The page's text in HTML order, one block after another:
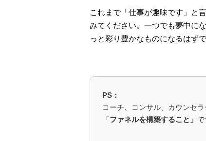
これまで「仕事が趣味です」と
みてください。一つでも夢中に
っと彩り豊かなものになるはずで
PS：
コーチ、コンサル、カウンセ
「ファネルを構築すること」 で